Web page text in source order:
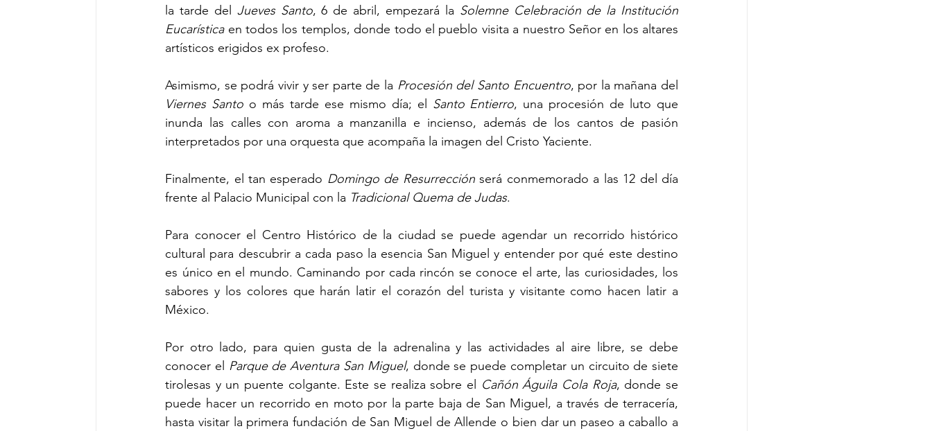
la tarde del Jueves Santo, 6 de abril, empezará la Solemne Celebración de la Institución
Eucarística en todos los templos, donde todo el pueblo visita a nuestro Señor en los altares
artísticos erigidos ex profeso.
Asimismo, se podrá vivir y ser parte de la Procesión del Santo Encuentro
Viernes Santo o más tarde ese mismo día; el Santo Entierro, una procesión de luto que
inunda las calles con aroma a manzanilla e incienso, además de los cantos de pasión
interpretados por una orquesta que acompaña la imagen del Cristo Yaciente.
Finalmente, el tan esperado Domingo de Resurrección será conmemorado a las 12 del día
frente al Palacio Municipal con la Tradicional Quema de Judas.
Para conocer el Centro Histórico de la ciudad se puede agendar un recorrido histórico
cultural para descubrir a cada paso la esencia San Miguel y entender por qué este destino
es único en el mundo. Caminando por cada rincón se conoce el arte, las curiosidades, los
sabores y los colores que harán latir el corazón del turista y visitante como hacen latir a
México.
Por otro lado, para quien gusta de la adrenalina y las actividades al aire libre, se debe
conocer el Parque de Aventura San Miguel, donde se puede completar un circuito de siete
tirolesas y un puente colgante. Este se realiza sobre el
Cañón Águila Cola Roja, donde se
puede hacer un recorrido en moto por la parte baja de San Miguel, a través de terracería,
hasta visitar la primera fundación de San Miguel de Allende o bien dar un paseo a caballo a